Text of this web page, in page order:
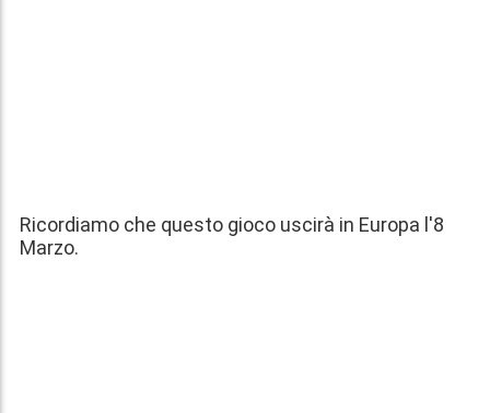
Ricordiamo che questo gioco uscirà in Europa l'8
Marzo.